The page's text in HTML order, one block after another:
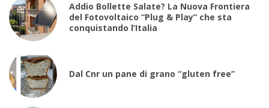
Addio Bollette Salate? La Nuova Frontiera
del Fotovoltaico “Plug & Play” che sta
conquistando l’Italia
Dal Cnr un pane di grano “gluten free”